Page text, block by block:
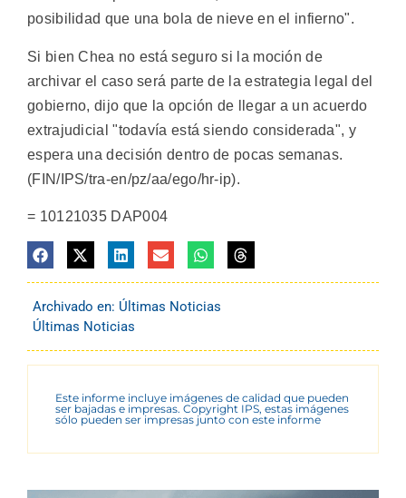
posibilidad que una bola de nieve en el infierno".
Si bien Chea no está seguro si la moción de
archivar el caso será parte de la estrategia legal del
gobierno, dijo que la opción de llegar a un acuerdo
extrajudicial "todavía está siendo considerada", y
espera una decisión dentro de pocas semanas.
(FIN/IPS/tra-en/pz/aa/ego/hr-ip).
= 10121035 DAP004
Archivado en: Últimas Noticias
Últimas Noticias
Este informe incluye imágenes de calidad que pueden
ser bajadas e impresas. Copyright IPS, estas imágenes
sólo pueden ser impresas junto con este informe